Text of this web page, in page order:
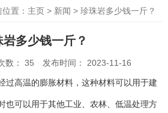
位置：主页 > 新闻 > 珍珠岩多少钱一斤？
岩多少钱一斤？
数： 35 发布时间： 2023-11-16
过高温的膨胀材料，这种材料可以用于建
也可以用于其他工业、农林、低温处理方